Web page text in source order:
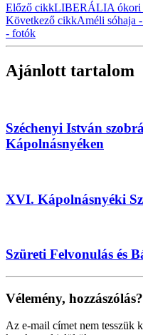
Előző cikkLIBERÁLIA ókori
Következő cikkAméli sóhaja
- fotók
Ajánlott tartalom
Széchenyi István
Kápolnásnyéken
XVI. Kápolnásnyéki
Szüreti Felvonulás és
Vélemény, hozzászólás?
Az e-mail címet nem tesszük